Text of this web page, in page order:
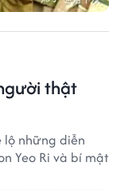
thật
lộ những diễn
Yeo Ri và bí mật